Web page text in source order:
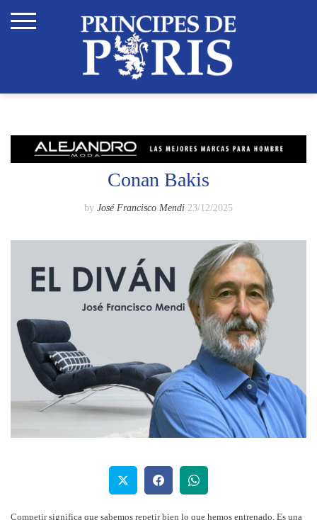
Conan Bakis
by José Francisco Mendi 23/12/2025
Competir significa que sabemos repetir bien lo que hemos entrenado. Es una